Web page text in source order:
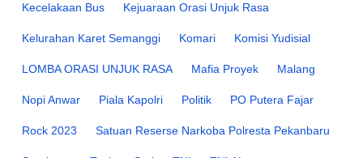
Kecelakaan Bus Kejuaraan Orasi Unjuk Rasa
Kelurahan Karet Semanggi Komari Komisi Yudisial
LOMBA ORASI UNJUK RASA Mafia Proyek Malang
Nopi Anwar Piala Kapolri Politik PO Putera Fajar
Rock 2023 Satuan Reserse Narkoba Polresta Pekanbaru